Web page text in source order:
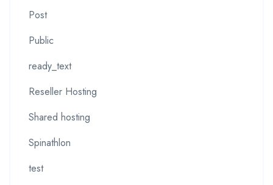
Post
Public
ready_text
Reseller Hosting
Shared hosting
Spinathlon
test